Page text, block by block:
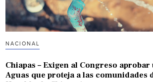
NACIONAL
Chiapas – Exigen al Congreso aprobar
Aguas que proteja a las comunidades